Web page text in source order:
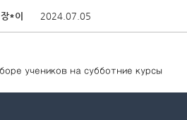
*이 2024.07.05
учеников на субботние курсы